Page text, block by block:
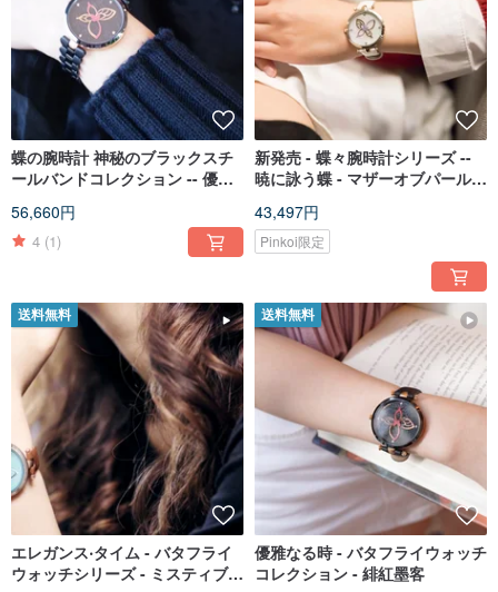
蝶の腕時計 神秘のブラックスチ
ールバンドコレクション -- 優雅 ‧
56,660円
4 (1)
新発売 - 蝶々腕時計シリーズ --
暁に詠う蝶 - マザーオブパールの
43,497円
Pinkoi限定
送料無料
エレガンス‧タイム - バタフライ
ウォッチシリーズ - ミスティブル
送料無料
優雅なる時 - バタフライウォッチ
コレクション - 緋紅墨客